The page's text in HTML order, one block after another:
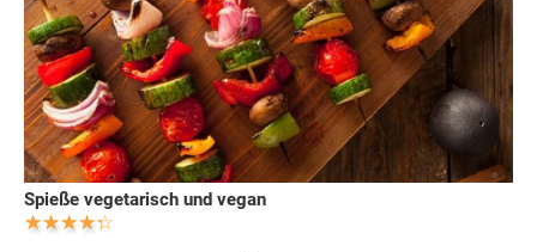
Spieße vegetarisch und vegan